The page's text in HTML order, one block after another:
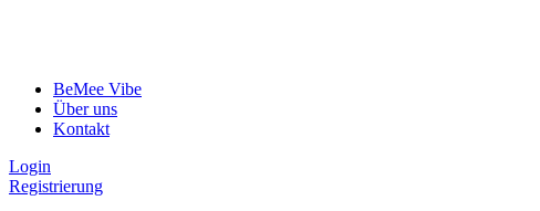
BeMee Vibe
Über uns
Kontakt
Login
Registrierung